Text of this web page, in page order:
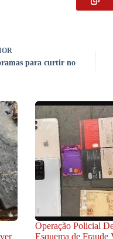
para curtir no
Operação Policial
Esquema de Fraude